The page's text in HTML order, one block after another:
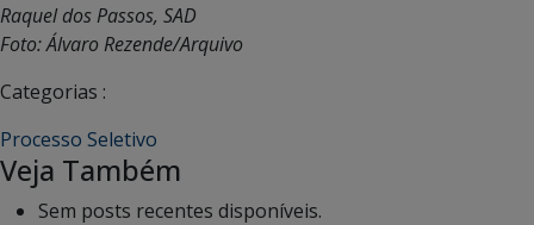
Raquel dos Passos, SAD
Foto: Álvaro Rezende/Arquivo
Categorias :
Processo Seletivo
Veja Também
Sem posts recentes disponíveis.